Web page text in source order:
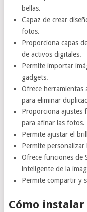
bellas.
Capaz de crear
fotos.
Proporciona capas
de activos digitales.
Permite importar
gadgets.
Ofrece herramientas
para eliminar
Proporciona ajustes
para afinar las fotos.
Permite ajustar el
Permite
Ofrece funciones de
inteligente de la
Permite compartir y
Cómo instalar